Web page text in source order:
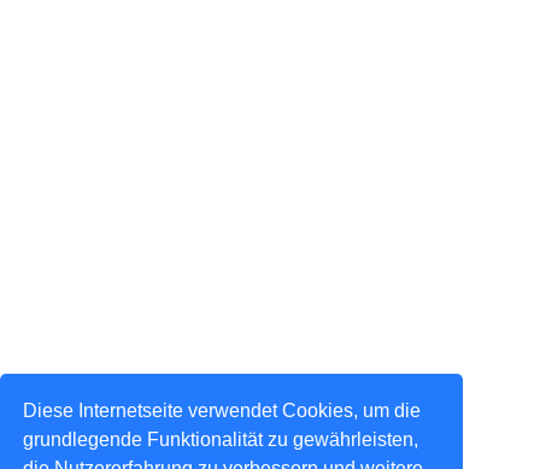
Diese Internetseite verwendet Cookies, um die
grundlegende Funktionalität zu gewährleisten,